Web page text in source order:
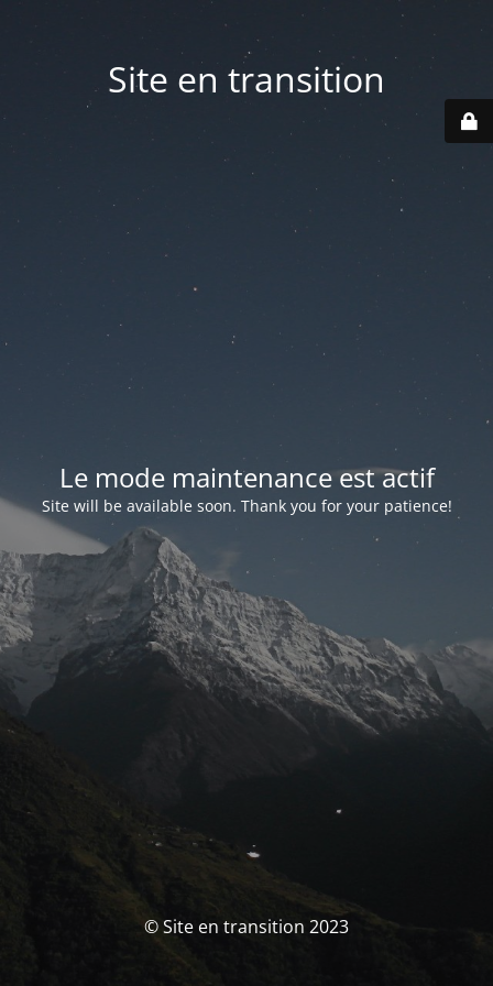
Site en transition
Le mode maintenance est actif
Site will be available soon. Thank you for your patience!
© Site en transition 2023